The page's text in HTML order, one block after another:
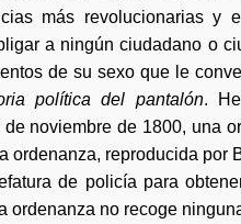
más revolucionarias y
a ningún ciudadano o
de su sexo que le
política del pantalón.
noviembre de 1800, una
ordenanza, reproducida por
de policía para
no recoge